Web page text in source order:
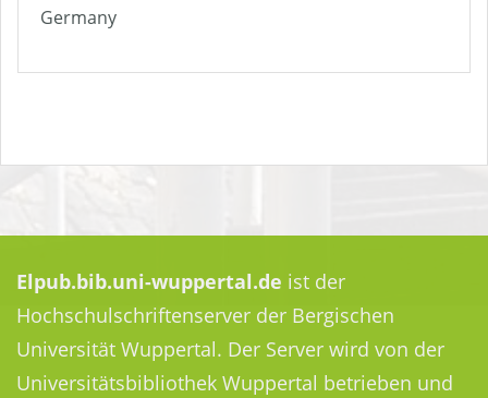
Germany
Elpub.bib.uni-wuppertal.de ist der
Hochschulschriftenserver der Bergischen
Universität Wuppertal. Der Server wird von der
Universitätsbibliothek Wuppertal betrieben und